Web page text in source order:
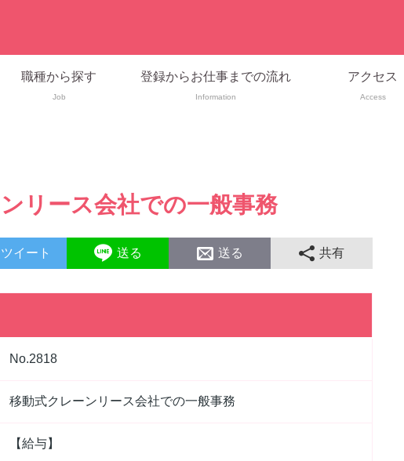
職種から探す
Job
登録からお仕事までの流れ
Information
アクセス
Access
リース会社での一般事務
ツイート 送る 送る 共有
No.2818
移動式クレーンリース会社での一般事務
【給与】